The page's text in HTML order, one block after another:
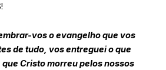
vos o evangelho que vos
de tudo, vos entreguei o que
Cristo morreu pelos nossos